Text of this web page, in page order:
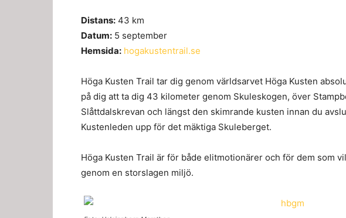
Distans: 43 km
Datum: 5 september
Hemsida: hogakustentrail.se
Höga Kusten Trail tar dig genom världsarvet Höga Kusten
på dig att ta dig 43 kilometer genom Skuleskogen, över
Slåttdalskrevan och längst den skimrande kusten innan du
Kustenleden upp för det mäktiga Skuleberget.
Höga Kusten Trail är för både elitmotionärer och för dem som
genom en storslagen miljö.